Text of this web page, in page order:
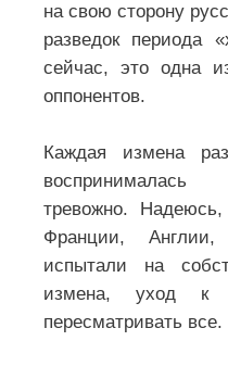
на свою сторону
разведок периода
сейчас, это одна
оппонентов.
Каждая измена
тревожно.
Франции,
испытали на
измена, уход к
пересматривать все.